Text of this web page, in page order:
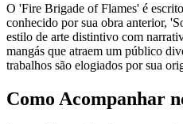
O 'Fire Brigade of Flames' é
conhecido por sua obra anterior,
estilo de arte distintivo com
mangás que atraem um público
trabalhos são elogiados por sua
Como Acompanhar